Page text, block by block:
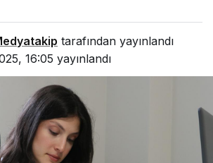
tarafından yayınlandı
16:05 yayınlandı